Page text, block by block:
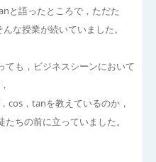
と語ったところで，ただた
な授業が続いていました。
ても，ビジネスシーンにおいて
cos，tanを教えているのか，
ちの前に立っていました。